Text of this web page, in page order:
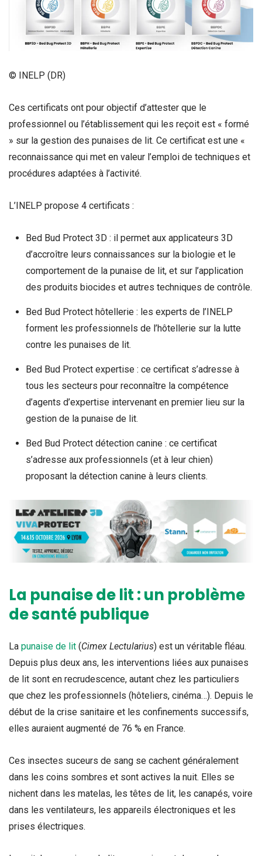
© INELP (DR)
Ces certificats ont pour objectif d’attester que le
professionnel ou l’établissement qui les reçoit est « formé
» sur la gestion des punaises de lit. Ce certificat est une «
reconnaissance qui met en valeur l’emploi de techniques et
procédures adaptées à l’activité.
L’INELP propose 4 certificats :
Bed Bud Protect 3D : il permet aux applicateurs 3D
d’accroître leurs connaissances sur la biologie et le
comportement de la punaise de lit, et sur l’application
des produits biocides et autres techniques de contrôle.
Bed Bud Protect hôtellerie : les experts de l’INELP
forment les professionnels de l’hôtellerie sur la lutte
contre les punaises de lit.
Bed Bud Protect expertise : ce certificat s’adresse à
tous les secteurs pour reconnaître la compétence
d’agents d’expertise intervenant en premier lieu sur la
gestion de la punaise de lit.
Bed Bud Protect détection canine : ce certificat
s’adresse aux professionnels (et à leur chien)
proposant la détection canine à leurs clients.
La punaise de lit : un problème
de santé publique
La punaise de lit (Cimex Lectularius) est un véritable fléau.
Depuis plus deux ans, les interventions liées aux punaises
de lit sont en recrudescence, autant chez les particuliers
que chez les professionnels (hôteliers, cinéma…). Depuis le
début de la crise sanitaire et les confinements successifs,
elles auraient augmenté de 76 % en France.
Ces insectes suceurs de sang se cachent généralement
dans les coins sombres et sont actives la nuit. Elles se
nichent dans les matelas, les têtes de lit, les canapés, voire
dans les ventilateurs, les appareils électroniques et les
prises électriques.